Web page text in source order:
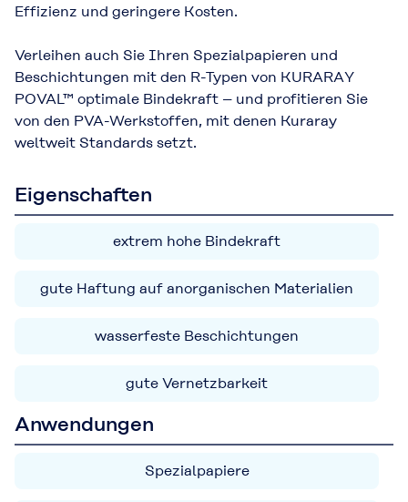
Effizienz und geringere Kosten.
Verleihen auch Sie Ihren Spezialpapieren und
Beschichtungen mit den R-Typen von KURARAY
POVAL™ optimale Bindekraft – und profitieren Sie
von den PVA-Werkstoffen, mit denen Kuraray
weltweit Standards setzt.
Eigenschaften
extrem hohe Bindekraft
gute Haftung auf anorganischen Materialien
wasserfeste Beschichtungen
gute Vernetzbarkeit
Anwendungen
Spezialpapiere